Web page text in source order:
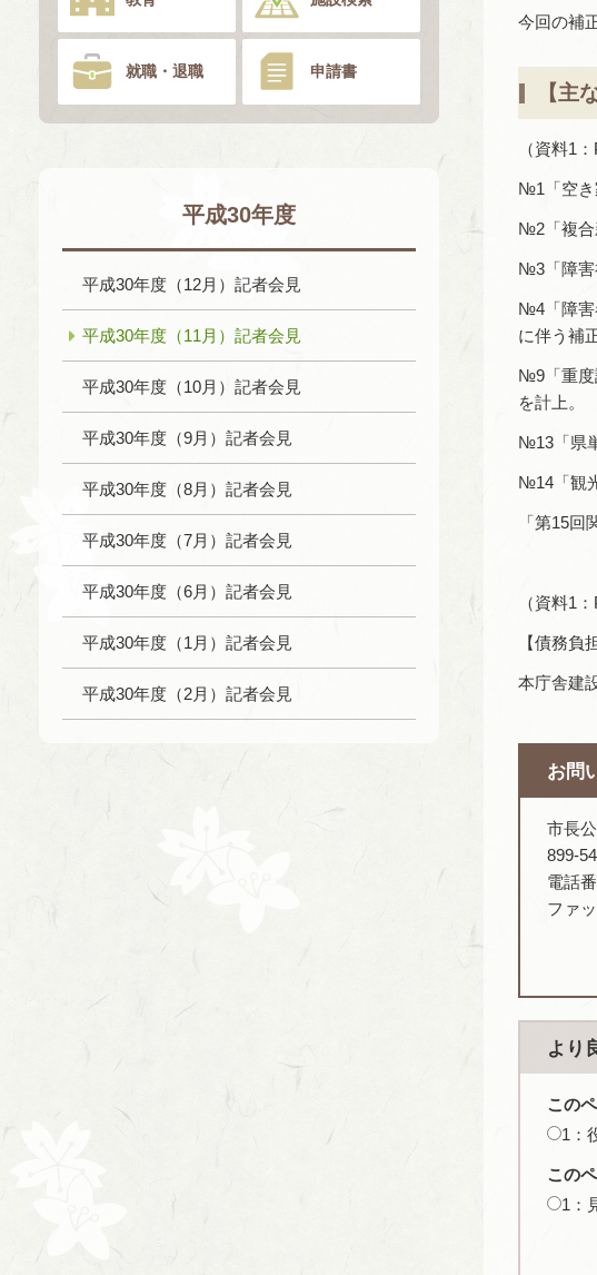
就職・退職 申請書
平成30年度
平成30年度（12月）記者会見
平成30年度（11月）記者会見
平成30年度（10月）記者会見
平成30年度（9月）記者会見
平成30年度（8月）記者会見
平成30年度（7月）記者会見
平成30年度（6月）記者会見
平成30年度（1月）記者会見
平成30年度（2月）記者会見
今回の補
【主
（資料1：
№1「空き
№2「複合
№3「障害
№4「障害
に伴う補
№9「重度
を計上。
№13「県
№14「観
「第15
（資料1：
【債務負
本庁舎建
お問
市長
899-
電話
ファ
より
この
1：
この
1：